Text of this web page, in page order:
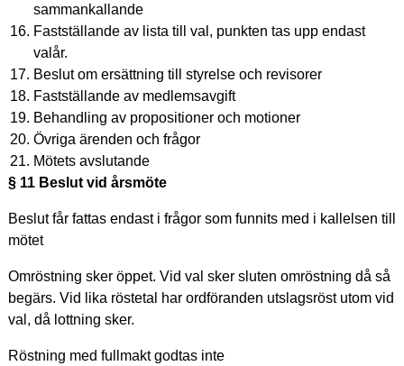
sammankallande
Fastställande av lista till val, punkten tas upp endast
valår.
Beslut om ersättning till styrelse och revisorer
Fastställande av medlemsavgift
Behandling av propositioner och motioner
Övriga ärenden och frågor
Mötets avslutande
§ 11 Beslut vid årsmöte
Beslut får fattas endast i frågor som funnits med i kallelsen till
mötet
Omröstning sker öppet. Vid val sker sluten omröstning då så
begärs. Vid lika röstetal har ordföranden utslagsröst utom vid
val, då lottning sker.
Röstning med fullmakt godtas inte